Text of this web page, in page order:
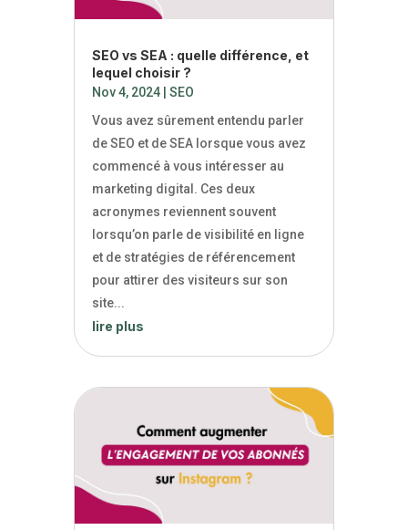
SEO vs SEA : quelle différence, et
lequel choisir ?
Nov 4, 2024| SEO
Vous avez sûrement entendu parler
de SEO et de SEA lorsque vous avez
commencé à vous intéresser au
marketing digital. Ces deux
acronymes reviennent souvent
lorsqu’on parle de visibilité en ligne
et de stratégies de référencement
pour attirer des visiteurs sur son
site...
lire plus